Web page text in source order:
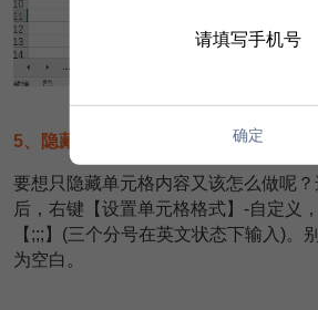
5、隐藏单元格内容
要想只隐藏单元格内容又该怎么做呢
后，右键【设置单元格格式】-自定义
【;;;】(三个分号在英文状态下输入)。
为空白。
请填写手机号
确定